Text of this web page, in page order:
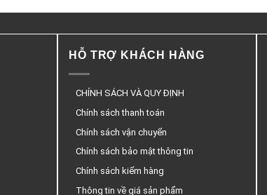
HỖ TRỢ KHÁCH HÀNG
CHÍNH SÁCH VÀ QUY ĐỊNH
Chính sách thanh toán
Chính sách vận chuyển
Chính sách bảo mật thông tin
Chính sách kiểm hàng
Thông tin về giá sản phẩm